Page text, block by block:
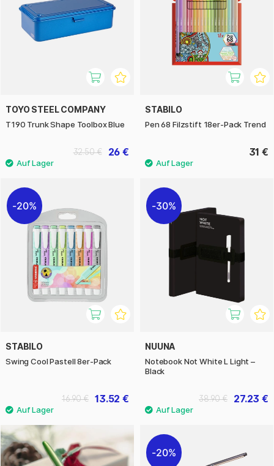
TOYO STEEL COMPANY
T190 Trunk Shape Toolbox Blue
26 €
32.50 €
STABILO
Pen 68 Filzstift 18er-Pack Trend
31 €
20%
STABILO
Swing Cool Pastell 8er-Pack
13.52 €
16.90 €
30%
NUUNA
Notebook Not White L Light –
Black
27.23 €
38.90 €
20%